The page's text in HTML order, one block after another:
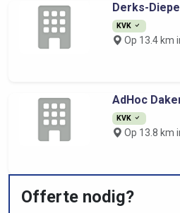
Derks-
KVK
Op 13.4 km
AdHoc
KVK
Op 13.8 km
Offerte nodig?